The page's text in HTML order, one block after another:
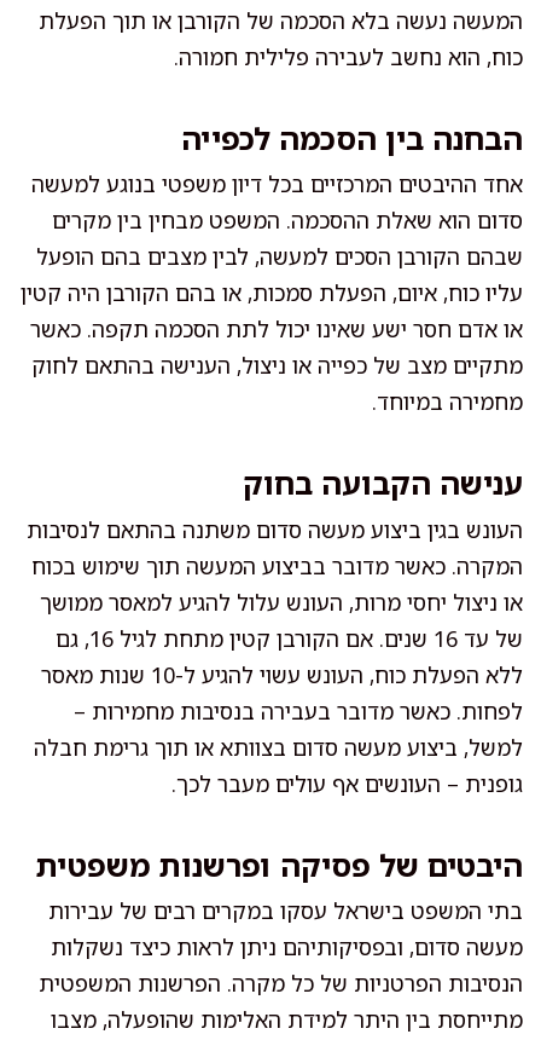
המעשה נעשה בלא הסכמה של הקורבן או תוך הפעלת
כוח, הוא נחשב לעבירה פלילית חמורה.
הבחנה בין הסכמה לכפייה
אחד ההיבטים המרכזיים בכל דיון משפטי בנוגע למעשה
סדום הוא שאלת ההסכמה. המשפט מבחין בין מקרים
שבהם הקורבן הסכים למעשה, לבין מצבים בהם הופעל
עליו כוח, איום, הפעלת סמכות, או בהם הקורבן היה קטין
או אדם חסר ישע שאינו יכול לתת הסכמה תקפה. כאשר
מתקיים מצב של כפייה או ניצול, הענישה בהתאם לחוק
מחמירה במיוחד.
ענישה הקבועה בחוק
העונש בגין ביצוע מעשה סדום משתנה בהתאם לנסיבות
המקרה. כאשר מדובר בביצוע המעשה תוך שימוש בכוח
או ניצול יחסי מרות, העונש עלול להגיע למאסר ממושך
של עד 16 שנים. אם הקורבן קטין מתחת לגיל 16, גם
ללא הפעלת כוח, העונש עשוי להגיע ל-10 שנות מאסר
לפחות. כאשר מדובר בעבירה בנסיבות מחמירות –
למשל, ביצוע מעשה סדום בצוותא או תוך גרימת חבלה
גופנית – העונשים אף עולים מעבר לכך.
היבטים של פסיקה ופרשנות משפטית
בתי המשפט בישראל עסקו במקרים רבים של עבירות
מעשה סדום, ובפסיקותיהם ניתן לראות כיצד נשקלות
הנסיבות הפרטניות של כל מקרה. הפרשנות המשפטית
מתייחסת בין היתר למידת האלימות שהופעלה, מצבו